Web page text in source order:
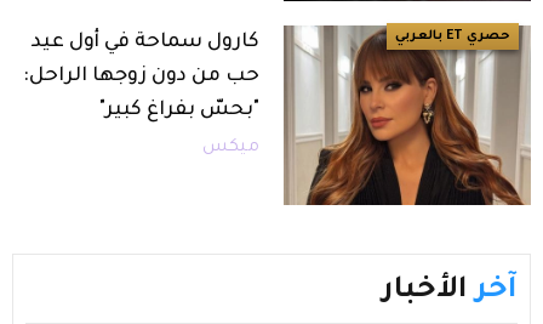
حصري ET بالعربي
كارول سماحة في أول عيد
حب من دون زوجها الراحل:
"بحسّ بفراغ كبير"
ميكس
آخر الأخبار